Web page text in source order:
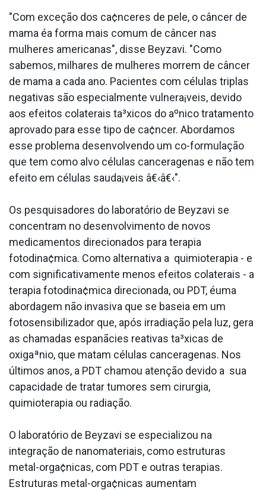
"Com exceção dos ca¢nceres de pele, o câncer de
mama éa forma mais comum de câncer nas
mulheres americanas", disse Beyzavi. "Como
sabemos, milhares de mulheres morrem de câncer
de mama a cada ano. Pacientes com células triplas
negativas são especialmente vulnera¡veis, devido
aos efeitos colaterais ta³xicos do aºnico tratamento
aprovado para esse tipo de ca¢ncer. Abordamos
esse problema desenvolvendo um co-formulação
que tem como alvo células cancera­genas e não tem
efeito em células sauda¡veis â€‹â€‹".
Os pesquisadores do laboratório de Beyzavi se
concentram no desenvolvimento de novos
medicamentos direcionados para terapia
fotodina¢mica. Como alternativa a quimioterapia - e
com significativamente menos efeitos colaterais - a
terapia fotodina¢mica direcionada, ou PDT, éuma
abordagem não invasiva que se baseia em um
fotosensibilizador que, após irradiação pela luz, gera
as chamadas espanãcies reativas ta³xicas de
oxigaªnio, que matam células cancera­genas. Nos
últimos anos, a PDT chamou atenção devido a sua
capacidade de tratar tumores sem cirurgia,
quimioterapia ou radiação.
O laboratório de Beyzavi se especializou na
integração de nanomateriais, como estruturas
metal-orga¢nicas, com PDT e outras terapias.
Estruturas metal-orga¢nicas aumentam